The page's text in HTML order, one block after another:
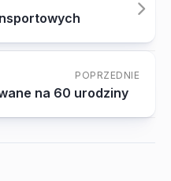
POPRZEDNIE
na 60 urodziny